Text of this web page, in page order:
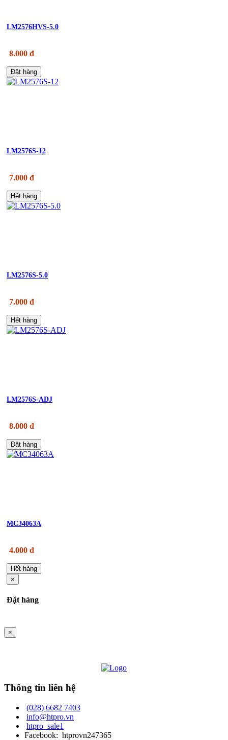
LM2576HVS-5.0
8.000 đ
Đặt hàng
LM2576S-12
7.000 đ
Hết hàng
LM2576S-5.0
7.000 đ
Hết hàng
LM2576S-ADJ
8.000 đ
Đặt hàng
MC34063A
4.000 đ
Hết hàng
×
Đặt hàng
×
Thông tin liên hệ
(028) 6682 7403
info@htpro.vn
htpro_sale1
Facebook: htprovn247365